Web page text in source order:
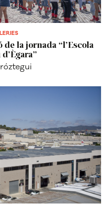
la jornada “l’Escola